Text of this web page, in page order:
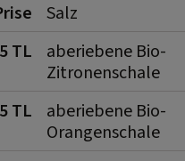
Salz
TL
aberiebene Bio-
Zitronenschale
TL
aberiebene Bio-
Orangenschale